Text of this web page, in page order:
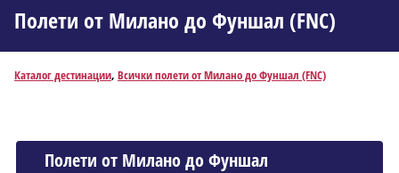
Полети от Миланo до Фуншал (FNC)
Каталог дестинации, Всички полети от Миланo до Фуншал (FNC)
Полети от Миланo до Фуншал